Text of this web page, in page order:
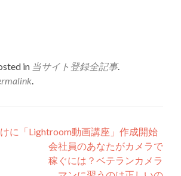
in 当サイト登録全記事.
に「Lightroom動画講座」作成開始
会社員のあなたがカメラで
稼ぐには？ベテランカメラ